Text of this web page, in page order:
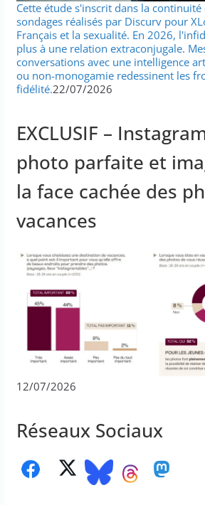
Cette étude s'inscrit dans la continuité
sondages réalisés par Discurv pour
Français et la sexualité. En 2026,
plus à une relation extraconjugale.
conversations avec une intelligence
ou non-monogamie redessinent les
fidélité.22/07/2026
EXCLUSIF –
photo parfaite et
la face cachée des
vacances
12/07/2026
Réseaux Sociaux